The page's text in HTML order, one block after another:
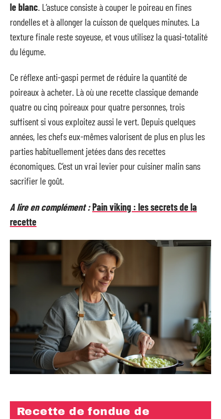
le blanc . L’astuce consiste à couper le poireau en fines
rondelles et à allonger la cuisson de quelques minutes. La
texture finale reste soyeuse, et vous utilisez la quasi-totalité
du légume.
Ce réflexe anti-gaspi permet de réduire la quantité de
poireaux à acheter. Là où une recette classique demande
quatre ou cinq poireaux pour quatre personnes, trois
suffisent si vous exploitez aussi le vert. Depuis quelques
années, les chefs eux-mêmes valorisent de plus en plus les
parties habituellement jetées dans des recettes
économiques. C’est un vrai levier pour cuisiner malin sans
sacrifier le goût.
A lire en complément :Pain viking : les secrets de la
recette
Recette de fondue de